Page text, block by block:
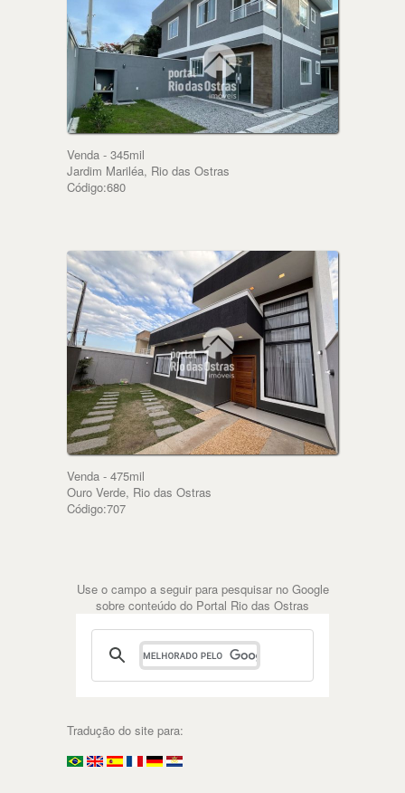
Venda - 345mil
Jardim Mariléa, Rio das Ostras
Código:680
Venda - 475mil
Ouro Verde, Rio das Ostras
Código:707
Use o campo a seguir para pesquisar no Google
sobre conteúdo do Portal Rio das Ostras
Tradução do site para: